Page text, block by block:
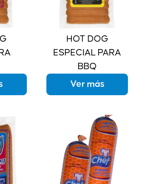
HOT DOG
ESPECIAL PARA
BBQ
Ver más